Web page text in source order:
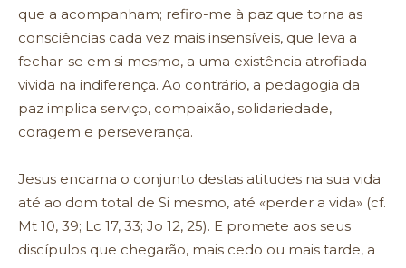
que a acompanham; refiro-me à paz que torna as
consciências cada vez mais insensíveis, que leva a
fechar-se em si mesmo, a uma existência atrofiada
vivida na indiferença. Ao contrário, a pedagogia da
paz implica serviço, compaixão, solidariedade,
coragem e perseverança.
Jesus encarna o conjunto destas atitudes na sua vida
até ao dom total de Si mesmo, até «perder a vida» (cf.
Mt 10, 39; Lc 17, 33; Jo 12, 25). E promete aos seus
discípulos que chegarão, mais cedo ou mais tarde, a